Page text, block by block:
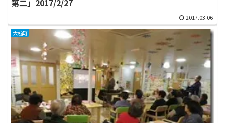
第二」2017/2/27
2017.03.06
大槌町